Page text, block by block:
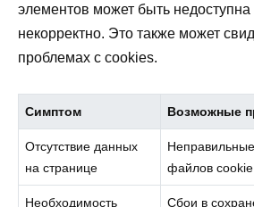
элементов может быть недоступна
некорректно. Это также может
проблемах с cookies.
Симптом Возможные
Отсутствие данных
на странице
файлов cookie
Необходимость Сбои в